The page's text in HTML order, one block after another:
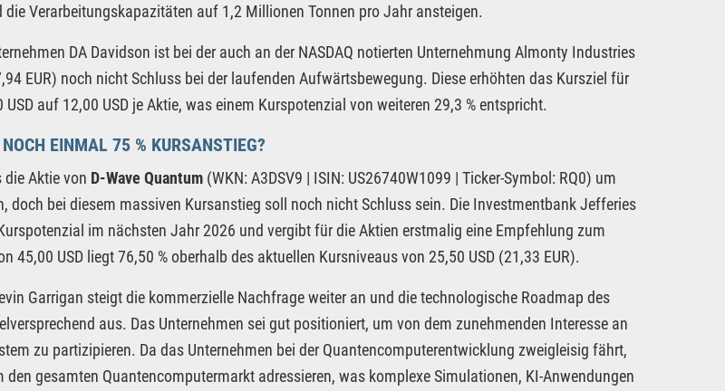
die Verarbeitungskapazitäten auf 1,2 Millionen Tonnen pro Jahr ansteigen.
DA Davidson ist bei der auch an der NASDAQ notierten Unternehmung Almonty Industries
EUR) noch nicht Schluss bei der laufenden Aufwärtsbewegung. Diese erhöhten das Kursziel für
auf 12,00 USD je Aktie, was einem Kurspotenzial von weiteren 29,3 % entspricht.
EINMAL 75 % KURSANSTIEG?
die Aktie von D-Wave Quantum (WKN: A3DSV9 | ISIN: US26740W1099 | Ticker-Symbol: RQ0) um
doch bei diesem massiven Kursanstieg soll noch nicht Schluss sein. Die Investmentbank Jefferies
im nächsten Jahr 2026 und vergibt für die Aktien erstmalig eine Empfehlung zum
45,00 USD liegt 76,50 % oberhalb des aktuellen Kursniveaus von 25,50 USD (21,33 EUR).
Garrigan steigt die kommerzielle Nachfrage weiter an und die technologische Roadmap des
aus. Das Unternehmen sei gut positioniert, um von dem zunehmenden Interesse an
zu partizipieren. Da das Unternehmen bei der Quantencomputerentwicklung zweigleisig fährt,
den gesamten Quantencomputermarkt adressieren, was komplexe Simulationen, KI-Anwendungen